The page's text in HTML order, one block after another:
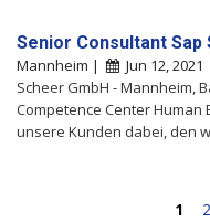
Senior Consultant
Mannheim | Jun 12, 2021
Scheer GmbH - Mannheim,
Competence Center
unsere Kunden dabei, den
1 2